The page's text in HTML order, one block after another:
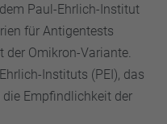
Paul-Ehrlich-Institut
für Antigentests
Omikron-Variante.
Instituts (PEI), das
Empfindlichkeit der